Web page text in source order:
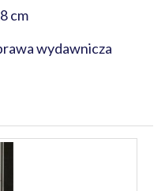
cm
wydawnicza